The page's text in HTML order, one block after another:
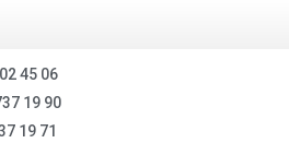
45 06
19 90
19 71